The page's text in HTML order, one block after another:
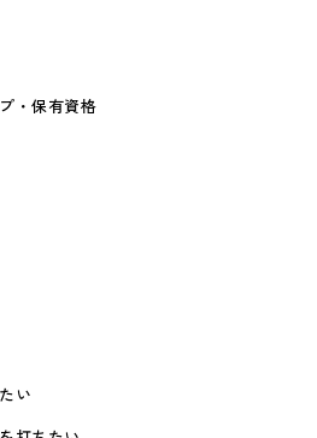
・保有資格
い